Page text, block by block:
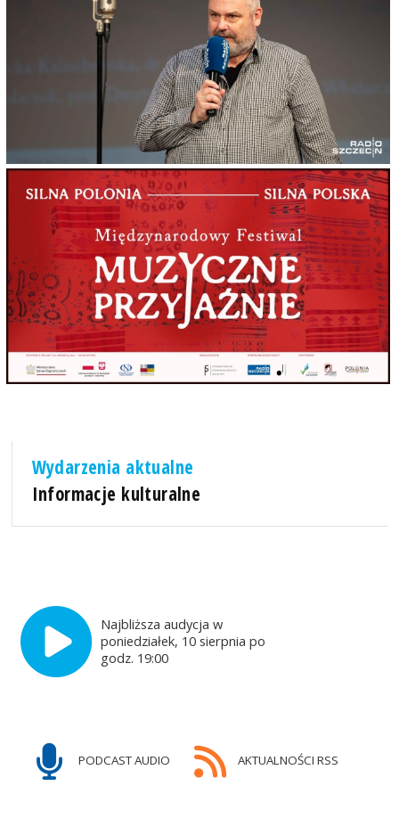
Wydarzenia aktualne
Informacje kulturalne
Najbliższa audycja w
poniedziałek, 10 sierpnia po
godz. 19:00
PODCAST AUDIO AKTUALNOŚCI RSS